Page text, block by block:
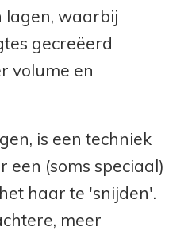
lagen, waarbij
gecreëerd
volume en
is een techniek
(soms speciaal)
haar te 'snijden'.
meer